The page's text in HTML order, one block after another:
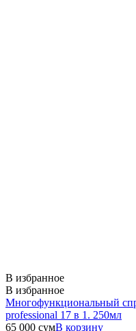
В избранное
В избранное
Многофункциональный
professional 17 в 1. 250мл
65 000 сумВ корзину